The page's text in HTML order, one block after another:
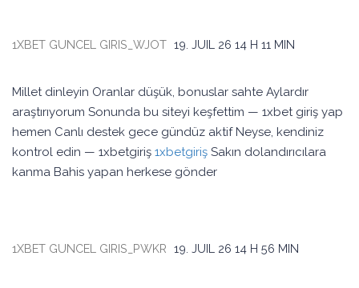
1XBET GUNCEL GIRIS_WJOT 19. JUIL 26 14 H 11 MIN
Millet dinleyin Oranlar düşük, bonuslar sahte Aylardır
araştırıyorum Sonunda bu siteyi keşfettim — 1xbet giriş yap
hemen Canlı destek gece gündüz aktif Neyse, kendiniz
kontrol edin — 1xbetgiriş 1xbetgiriş Sakın dolandırıcılara
kanma Bahis yapan herkese gönder
1XBET GUNCEL GIRIS_PWKR 19. JUIL 26 14 H 56 MIN